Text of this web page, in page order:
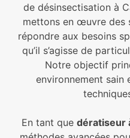
de désinsectisation à
mettons en œuvre des
répondre aux besoins
qu’il s’agisse de
Notre objectif
environnement sain
En tant que dératiseur